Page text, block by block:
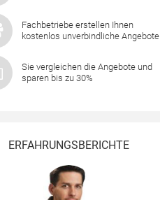
Fachbetriebe erstellen Ihnen
kostenlos unverbindliche Angebote
Sie vergleichen die Angebote und
sparen bis zu 30%
ERFAHRUNGSBERICHTE